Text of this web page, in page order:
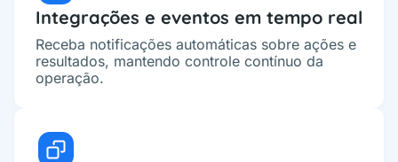
Integrações e eventos em tempo real
Receba notificações automáticas sobre ações e
resultados, mantendo controle contínuo da
operação.